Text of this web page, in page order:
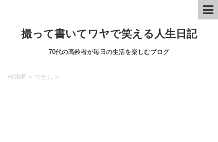
撮って書いてワヤで笑える人生日記
70代の高齢者が毎日の生活を楽しむブログ
HOME > コラム >